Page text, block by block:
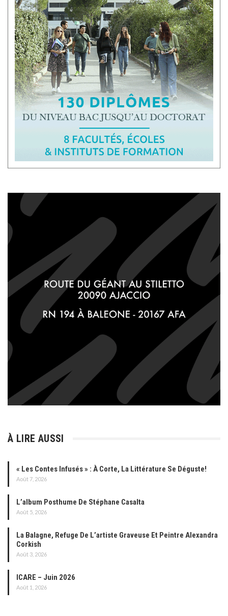
À LIRE AUSSI
« Les Contes Infusés » : À Corte, La Littérature Se Déguste!
Août 7, 2026
L’album Posthume De Stéphane Casalta
Août 5, 2026
La Balagne, Refuge De L’artiste Graveuse Et Peintre Alexandra
Corkish
Août 3, 2026
ICARE – Juin 2026
Août 1, 2026